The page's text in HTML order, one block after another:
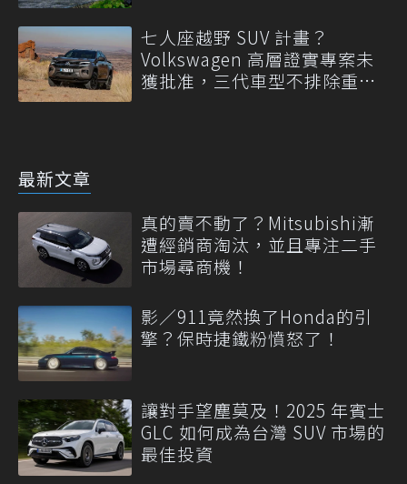
七人座越野 SUV 計畫？
Volkswagen 高層證實專案未
獲批准，三代車型不排除重
最新文章
真的賣不動了？Mitsubishi漸
遭經銷商淘汰，並且專注二手
市場尋商機！
影／911竟然換了Honda的引
擎？保時捷鐵粉憤怒了！
讓對手望塵莫及！2025 年賓士
GLC 如何成為台灣 SUV 市場的
最佳投資